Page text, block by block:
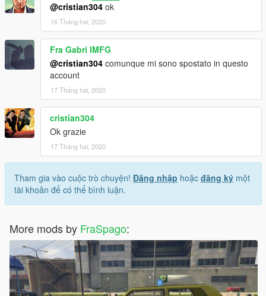
@cristian304 ok
16 Tháng hai, 2020
Fra Gabri IMFG
@cristian304 comunque mi sono spostato in questo
account
17 Tháng hai, 2020
cristian304
Ok grazie
17 Tháng hai, 2020
Tham gia vào cuộc trò chuyện! Đăng nhập hoặc đăng ký một
tài khoản để có thể bình luận.
More mods by FraSpago: